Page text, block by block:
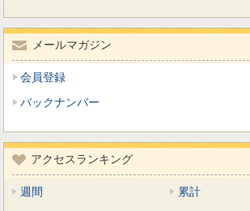
メールマガジン
会員登録
バックナンバー
アクセスランキング
週間 累計